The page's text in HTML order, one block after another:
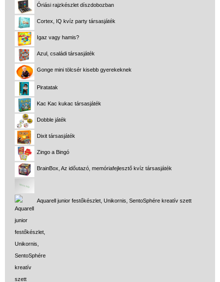
Óriási rajzkészlet díszdobozban
Cortex, IQ kvíz party társasjáték
Igaz vagy hamis?
Azul, családi társasjáték
Gonge mini tölcsér kisebb gyerekeknek
Piratatak
Kac Kac kukac társasjáték
Dobble játék
Dixit társasjáték
Zingo a Bingó
BrainBox, Az időutazó, memóriafejlesztő kvíz társasjáték
Aquarell junior festőkészlet, Unikornis, SentoSphére kreatív szett